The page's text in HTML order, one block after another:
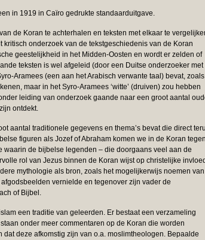
in 1919 in Caïro gedrukte standaarduitgave.
de Koran te achterhalen en teksten met elkaar te
kritisch onderzoek van de tekstgeschiedenis van de Koran
geestelijkheid in het Midden-Oosten en wordt er zelden of
teksten is wel afgeleid (door een Duitse onderzoeker met
Aramees (een aan het Arabisch verwante taal) bevat, zoals
maar in het Syro-Aramees ‘witte’ (druiven) zou hebben
leiding van onderzoek gaande naar een groot aantal
ontdekt.
aantal traditionele gegevens en thema’s bevat die direct
figuren als Jozef of Abraham komen we in de Koran
de bijbelse legenden – die doorgaans veel aan de
rol van Jezus binnen de Koran wijst op christelijke
mythologie als bron, zoals het mogelijkerwijs noemen van
vernielde en tegenover zijn vader de
of Bijbel.
een traditie van geleerden. Er bestaat een verzameling
onder meer commentaren op de Koran die worden
deze afkomstig zijn van o.a. moslimtheologen. Bepaalde